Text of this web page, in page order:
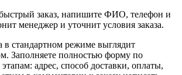
заказ, напишите ФИО, телефон и
менеджер и уточнит условия заказа.
в стандартном режиме выглядит
Заполняете полностью форму по
адрес, способ доставки, оплаты,